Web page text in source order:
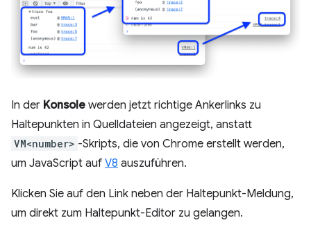
In der Konsole werden jetzt richtige Ankerlinks zu
Haltepunkten in Quelldateien angezeigt, anstatt
VM<number> -Skripts, die von Chrome erstellt werden,
um JavaScript auf V8 auszuführen.
Klicken Sie auf den Link neben der Haltepunkt-Meldung,
um direkt zum Haltepunkt-Editor zu gelangen.